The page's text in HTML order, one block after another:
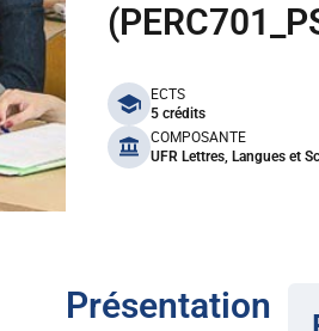
benefits
ECTS
5 crédits
COMPOSANTE
UFR Lettres, Langues et
Présentation